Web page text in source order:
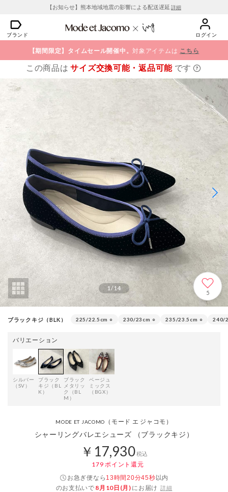
【お知らせ】熊本地域地震の影響による配送遅延 詳細
ブランド ログイン
【期間限定】タイムセール開催中。対象アイテムは こちら
この商品はサイズ交換可能・返品可能 です
1/14
5
ブラックキジ（BLK） 225/22.5cm ○ 230/23cm ○ 235/23.5cm ○ 240/
バリエーション
シルバー
（SV）
ブラック
キジ（BL
K）
ブラック
メタリッ
ク（BL
M）
ベージュ
ミックス
（BGX）
MODE ET JACOMO （モード エ ジャコモ）
シャーリングバレエシューズ （ブラックキジ）
￥17,930税込
179 ポイント還元
お急ぎ便なら 13時間20分44秒以内
のお支払いで 8月10日(月) にお届け 詳細